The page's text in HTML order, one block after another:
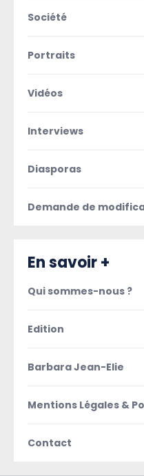
Société
Portraits
Vidéos
Interviews
Diasporas
Demande de
En savoir +
Qui sommes-nous ?
Edition
Barbara Jean-Elie
Mentions Légales &
Contact